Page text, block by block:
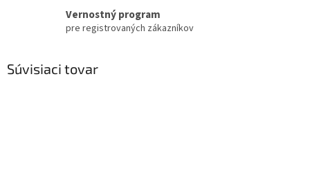
Vernostný program
pre registrovaných zákazníkov
Súvisiaci tovar